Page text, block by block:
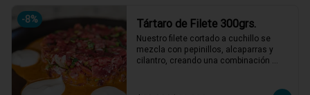
*El peso neto corresponde al producto
en su presentación completa, salsas o
acompañamientos incluidos.
-8% Tártaro de Filete 300grs.
Nuestro filete cortado a cuchillo se
mezcla con pepinillos, alcaparras y
cilantro, creando una combinación